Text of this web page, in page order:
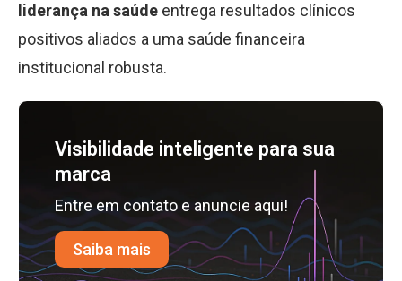
liderança na saúde entrega resultados clínicos
positivos aliados a uma saúde financeira
institucional robusta.
Visibilidade inteligente para sua
marca
Entre em contato e anuncie aqui!
Saiba mais